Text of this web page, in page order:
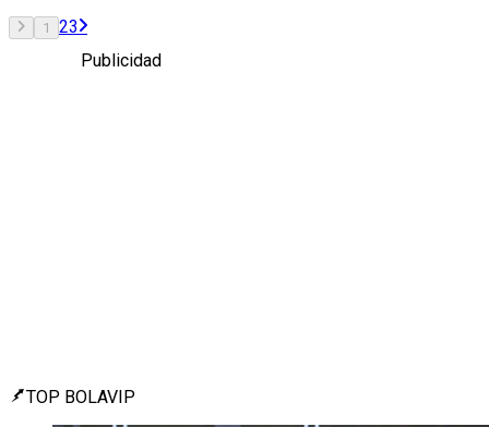
1 23
Publicidad
TOP BOLAVIP